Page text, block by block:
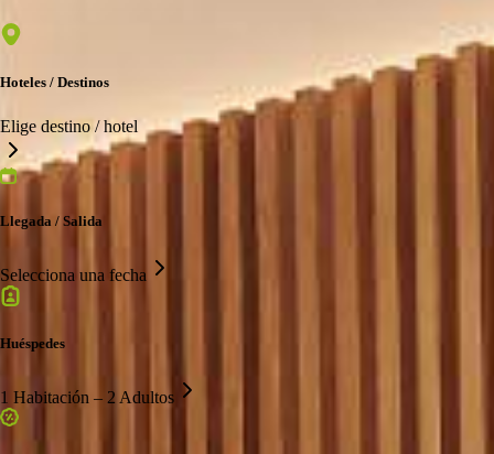
Hoteles / Destinos
Elige destino / hotel
Llegada / Salida
Selecciona una fecha
Huéspedes
1 Habitación – 2 Adultos